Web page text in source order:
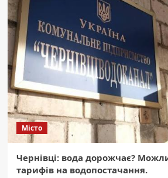
Місто
Чернівці: вода дорожчає?
тарифів на водопостачання.